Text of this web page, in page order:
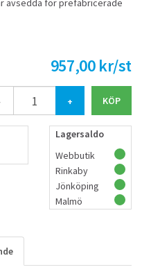
avsedda för prefabricerade
957,00 kr/st
+
Lagersaldo
Webbutik
Rinkaby
Jönköping
Malmö